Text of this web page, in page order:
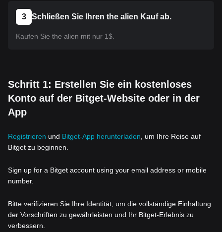
3 Schließen Sie Ihren the alien Kauf ab.
Kaufen Sie the alien mit nur 1$.
Schritt 1: Erstellen Sie ein kostenloses
Konto auf der Bitget-Website oder in der
App
Registrieren und Bitget-App herunterladen , um Ihre Reise auf
Bitget zu beginnen.
Sign up for a Bitget account using your email address or mobile
number.
Bitte verifizieren Sie Ihre Identität, um die vollständige Einhaltung
der Vorschriften zu gewährleisten und Ihr Bitget-Erlebnis zu
verbessern.